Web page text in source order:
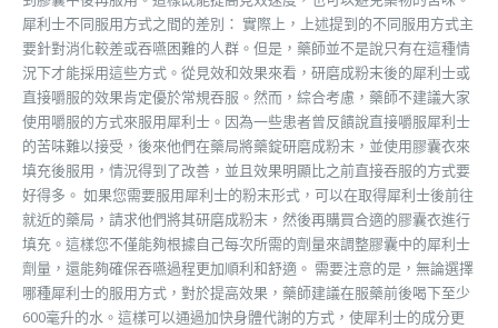
犀利士不同服用方式之間的差別： 實際上，上述提到的不同服用方式主
要針對消化較差或吞嚥困難的人群。但是，藥師並不是說只有在這種情
況下才能採用這些方式。從見效和效果來看，研磨成粉末後的犀利士或
直接嚼服的效果肯定優於常規吞服。然而，綜合考慮，藥師不建議大家
使用嚼服的方式來服用犀利士。因為一些患者曾反饋說直接嚼服犀利士
的苦味難以接受，後來他們在藥局將藥錠研磨成粉末，並使用膠囊衣來
填充後服用，情況得到了改善，並且效果明顯比之前直接吞服的方式要
好得多。 如果您需要服用犀利士的粉末形式，可以在取得犀利士後前往
就近的藥局，請求他們將其研磨成粉末，然後再購買合適的膠囊衣進行
填充。這樣您不僅能夠根據自己每次所需的劑量來調整膠囊中的犀利士
劑量，還能夠確保吞嚥過程更加順利和舒適。 需要注意的是，無論選擇
哪種犀利士的服用方式，對於提高效果，藥師建議在服藥前後喝下至少
600毫升的水。這樣可以通過加快身體代謝的方式，使犀利士的成分更